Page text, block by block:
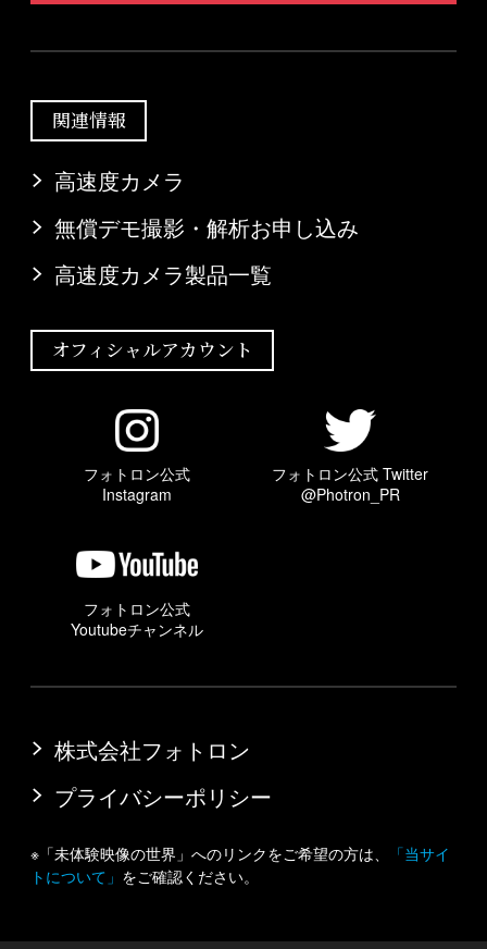
関連情報
高速度カメラ
無償デモ撮影・解析お申し込み
高速度カメラ製品一覧
オフィシャルアカウント
フォトロン公式
Instagram
フォトロン公式 Twitter
@Photron_PR
フォトロン公式
Youtubeチャンネル
株式会社フォトロン
プライバシーポリシー
※「未体験映像の世界」へのリンクをご希望の方は、
「当サイ
トについて」 をご確認ください。